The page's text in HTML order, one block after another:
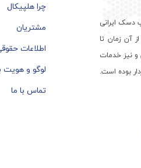
دسک ایرانی
عرضه شد و از آن زمان تا
و نیز خدمات
بوده است.
چرا هلپیکال
مشتریان
اطلاعات
لوگو و
تماس با ما